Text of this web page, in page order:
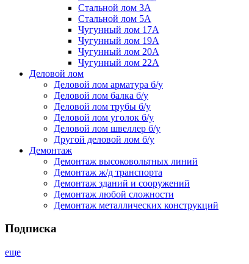
Стальной лом 3А
Стальной лом 5А
Чугунный лом 17А
Чугунный лом 19А
Чугунный лом 20А
Чугунный лом 22А
Деловой лом
Деловой лом арматура б/у
Деловой лом балка б/у
Деловой лом трубы б/у
Деловой лом уголок б/у
Деловой лом швеллер б/у
Другой деловой лом б/у
Демонтаж
Демонтаж высоковольтных линий
Демонтаж ж/д транспорта
Демонтаж зданий и сооружений
Демонтаж любой сложности
Демонтаж металлических конструкций
Подписка
еще